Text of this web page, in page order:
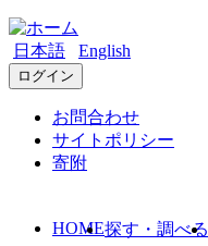
日本語 English
ログイン
お問合わせ
サイトポリシー
寄附
HOME探す・調べる